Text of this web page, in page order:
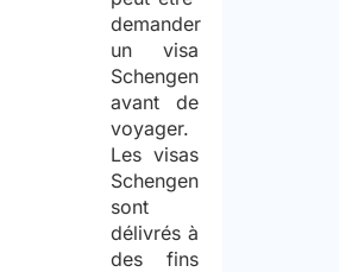
demander
un visa
Schengen
avant de
voyager.
Les visas
Schengen
sont
délivrés à
des fins